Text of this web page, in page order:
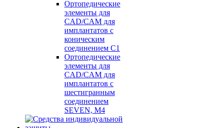
Ортопедические
элементы для
CAD/CAM для
имплантатов с
коническим
соединением С1
Ортопедические
элементы для
CAD/CAM для
имплантатов с
шестигранным
соединением
SEVEN, М4